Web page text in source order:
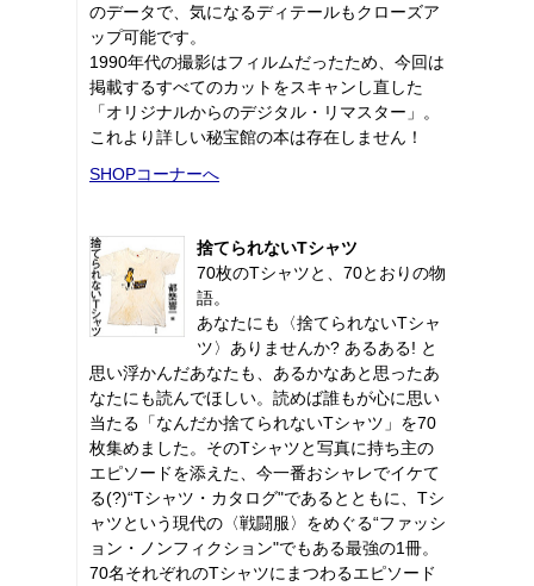
のデータで、気になるディテールもクローズア
ップ可能です。
1990年代の撮影はフィルムだったため、今回は
掲載するすべてのカットをスキャンし直した
「オリジナルからのデジタル・リマスター」。
これより詳しい秘宝館の本は存在しません！
SHOPコーナーへ
捨てられないTシャツ
70枚のTシャツと、70とおりの物
語。
あなたにも〈捨てられないTシャ
ツ〉ありませんか? あるある! と
思い浮かんだあなたも、あるかなあと思ったあ
なたにも読んでほしい。読めば誰もが心に思い
当たる「なんだか捨てられないTシャツ」を70
枚集めました。そのTシャツと写真に持ち主の
エピソードを添えた、今一番おシャレでイケて
る(?)“Tシャツ・カタログ"であるとともに、Tシ
ャツという現代の〈戦闘服〉をめぐる“ファッシ
ョン・ノンフィクション"でもある最強の1冊。
70名それぞれのTシャツにまつわるエピソード